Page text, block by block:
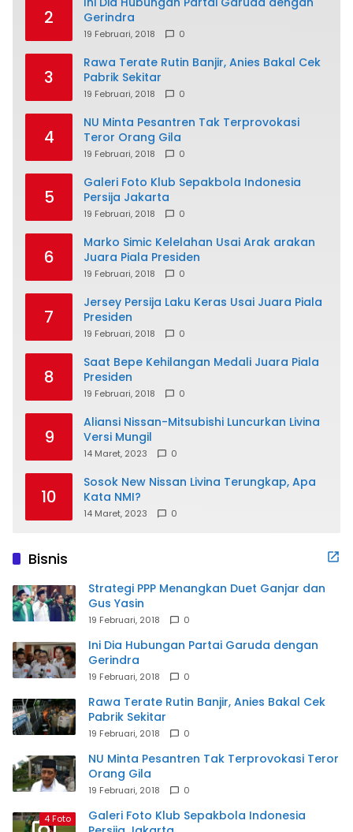
2
Gerindra
19 Februari, 2018 0
3
Rawa Terate Rutin Banjir, Anies Bakal Cek
Pabrik Sekitar
19 Februari, 2018 0
4
NU Minta Pesantren Tak Terprovokasi
Teror Orang Gila
19 Februari, 2018 0
5
Galeri Foto Klub Sepakbola Indonesia
Persija Jakarta
19 Februari, 2018 0
6
Marko Simic Kelelahan Usai Arak arakan
Juara Piala Presiden
19 Februari, 2018 0
7
Jersey Persija Laku Keras Usai Juara Piala
Presiden
19 Februari, 2018 0
8
Saat Bepe Kehilangan Medali Juara Piala
Presiden
19 Februari, 2018 0
9
Aliansi Nissan-Mitsubishi Luncurkan Livina
Versi Mungil
14 Maret, 2023 0
10
Sosok New Nissan Livina Terungkap, Apa
Kata NMI?
14 Maret, 2023 0
Bisnis
Strategi PPP Menangkan Duet Ganjar dan
Gus Yasin
19 Februari, 2018 0
Ini Dia Hubungan Partai Garuda dengan
Gerindra
19 Februari, 2018 0
Rawa Terate Rutin Banjir, Anies Bakal Cek
Pabrik Sekitar
19 Februari, 2018 0
NU Minta Pesantren Tak Terprovokasi Teror
Orang Gila
19 Februari, 2018 0
4 Foto
Galeri Foto Klub Sepakbola Indonesia